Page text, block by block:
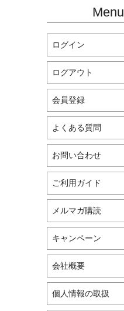
Menu
ログイン
ログアウト
会員登録
よくある質問
お問い合わせ
ご利用ガイド
メルマガ購読
キャンペーン
会社概要
個人情報の取扱